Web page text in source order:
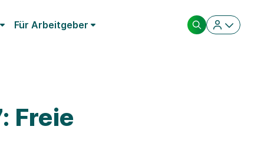
Für Arbeitgeber
Freie